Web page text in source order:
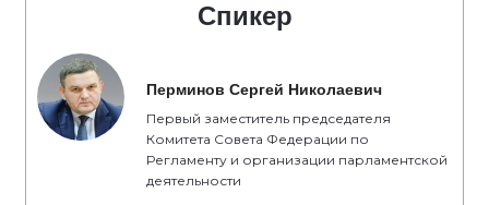
Спикер
Перминов Сергей Николаевич
Первый заместитель председателя
Комитета Совета Федерации по
Регламенту и организации парламентской
деятельности